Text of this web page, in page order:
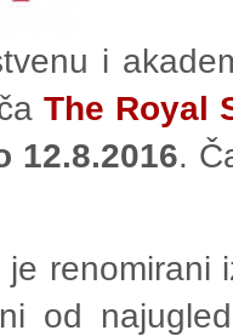
i
The Royal
12.8.2016.
renomirani
od